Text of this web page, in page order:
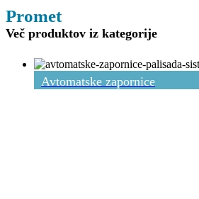
Promet
Več produktov iz kategorije
Avtomatske zapornice